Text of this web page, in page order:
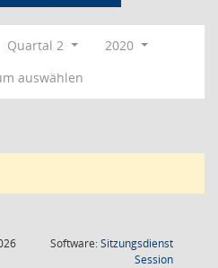
Quartal 2
2020
auswählen
Software:Sitzungsdienst
Session(Wird in